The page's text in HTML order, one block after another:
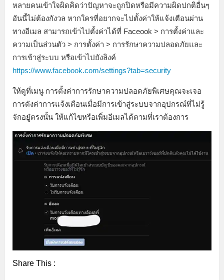
หลายคนเข้าใจผิดคิดว่าปัญหาจะถูกปิดหรือมีความผิดปกติอื่นๆ
อันนี้ไม่ต้องกังวล หากใครที่อยากจะไปตั้งค่าให้แจ้งเตือนผ่าน
ทางอีเมล สามารถเข้าไปตั้งค่าได้ที่ Faceook > การตั้งค่าและ
ความเป็นส่วนตัว > การตั้งค่า > การรักษาความปลอดภัยและ
การเข้าสู่ระบบ หรือเข้าไปยังลิงค์
https://www.facebook.com/settings?tab=security
ให้ดูที่เมนู การตั้งค่าการรักษาความปลอดภัยพิเศษคุณจะเจอ
การดังค่าการแจ้งเตือนเมื่อมีการเข้าสู่ระบบจากอุปกรณ์ที่ไม่รู้
จักอยํู่ตรงนั้น ให้แก้ไขหรือเพิ่มอีเมลได้ตามที่เราต้องการ
Share This :